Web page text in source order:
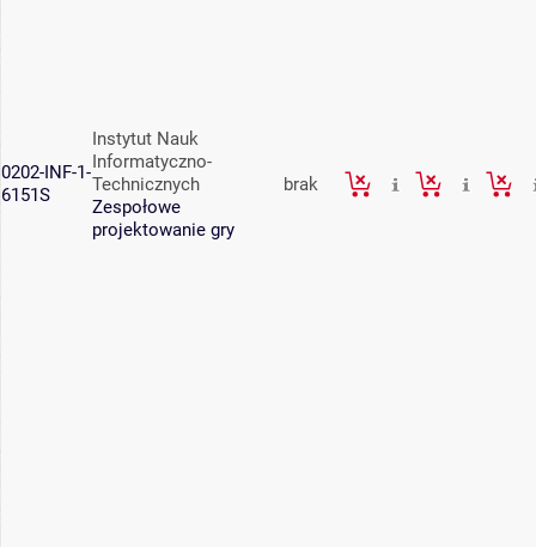
0202-INF-1-
6151S
Instytut Nauk
Informatyczno-
Technicznych
Zespołowe
projektowanie gry
brak